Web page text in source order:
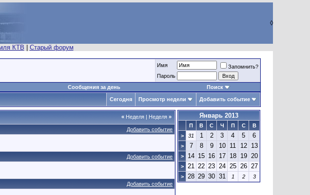
◊
КТВ Старый форум
Имя
Запомнить?
Пароль
Сообщения за день Поиск
Сегодня Просмотр недели Добавить событие
« Неделя |Неделя»
Добавить событие
Добавить событие
Добавить событие
Январь 2013
П В С Ч П С
В
>
31 1 2 3 4 5 6
> 7 8 9 10 11 12 13
> 14 15 16 17 18 19 20
> 21 22 23 24 25 26 27
> 28 29 30 31 1 2 3